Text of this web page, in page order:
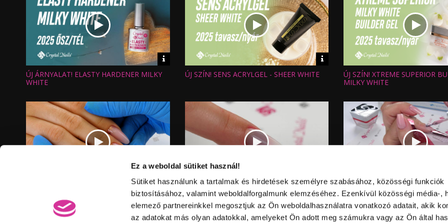
Ez a weboldal sütiket használ!
Sütiket használunk a tartalmak és hirdetések személyre szabásához, közösségi funkciók
biztosításához, valamint weboldalforgalmunk elemzéséhez. Ezenkívül közösségi média-,
elemező partnereinkkel megosztjuk az Ön weboldalhasználatra vonatkozó adatait, akik
az adatokat más olyan adatokkal, amelyeket Ön adott meg számukra vagy az Ön által
Video
információk
Hossz:
Nézettség:
ÚJ ÁRNYALAT! ELASTY HARDENER MILKY
WHITE
Video
információk
Hossz:
ÚJ SZÍN! SENS ACRYLGEL - SHEER WHITE
Hossz:
Nézettség:
ÚJ SZÍN! XTREME SUPERIOR
MILKY WHITE
információk
Nézettség:
Értékelés:
Feltöltve:
XTREME SUPERIOR BUILDER GEL MILKY
információk
Hossz:
Nézettség:
Értékelés:
ÚJDONSÁG! BABYBOOMER CRYSTAL
WHITE BUILDER GEL
Hossz:
Nézettség:
Értékelés:
ÚJDONSÁG -2021 NYÁR-
SUPERIOR BUILDER GEL -